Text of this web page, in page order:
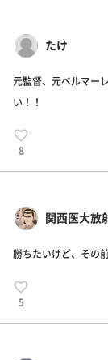
たけ
元監督、元ベルマー
い！！
8
関西医大放
勝ちたいけど、その
5